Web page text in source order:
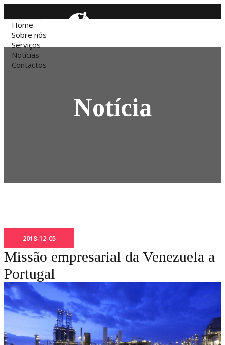
Home
Sobre nós
Serviços
Notícias
Contactos
Notícia
2018-12-05
Missão empresarial da Venezuela a
Portugal